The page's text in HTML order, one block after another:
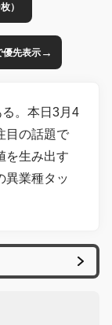
）
先表示→
。本日3月4
目の話題で
を生み出す
異業種タッ